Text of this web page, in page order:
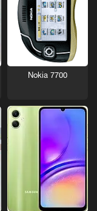
Nokia 7700